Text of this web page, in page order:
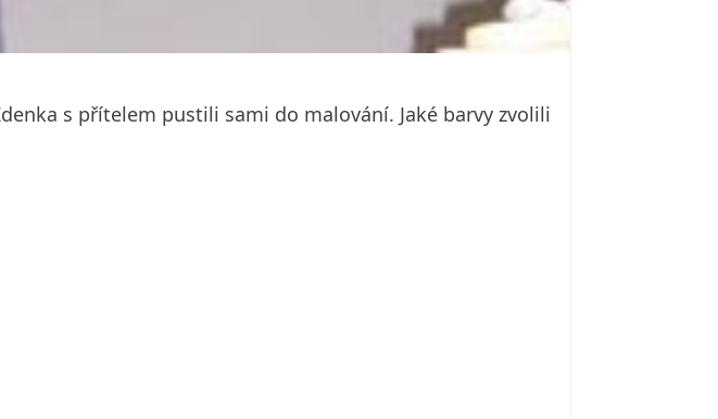
s přítelem pustili sami do malování. Jaké barvy zvolili